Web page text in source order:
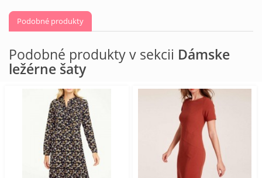
Podobné produkty
Podobné produkty v sekcii Dámske
ležérne šaty